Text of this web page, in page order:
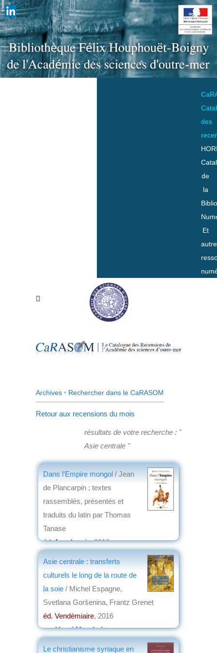
des
de
la
Et
Archives • Rechercher dans le CaRASOM
Retour aux recensions du mois
résultats de votre recherche : "
Asie centrale "
Dans l'Empire mongol / Jean
de Plancarpin ; textes
rassemblés, présentés et
traduits du latin par Thomas
Tanase
éd. Anacharsis, 2018
Asie centrale : transferts
culturels le long de la route de
la soie / Michel Espagne,
Svetlana Goršenina, Frantz Grenet
éd. Vendémiaire, 2016
parHenri Marchal
Le christianisme syriaque en